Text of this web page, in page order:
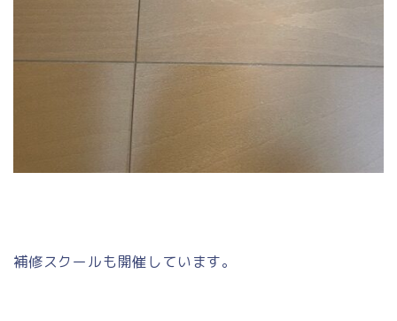
補修スクールも開催しています。